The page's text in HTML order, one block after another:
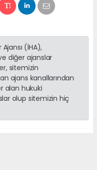
(İHA),
diğer ajanslar
sitemizin
ajans kanallarından
alan hukuki
olup sitemizin hiç